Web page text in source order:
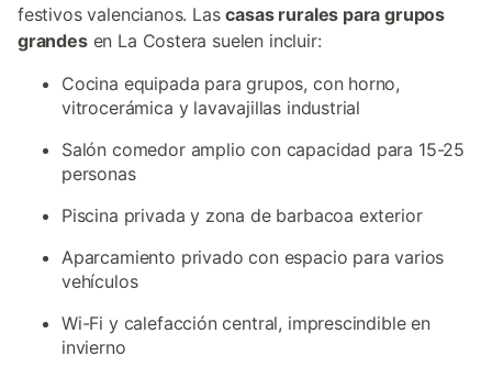
festivos valencianos. Lascasas rurales para grupos
grandesen La Costera suelen incluir:
Cocina equipada para grupos, con horno,
vitrocerámica y lavavajillas industrial
Salón comedor amplio con capacidad para 15-25
personas
Piscina privada y zona de barbacoa exterior
Aparcamiento privado con espacio para varios
vehículos
Wi-Fi y calefacción central, imprescindible en
invierno